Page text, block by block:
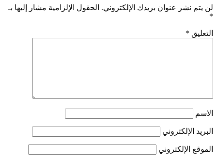
لن يتم نشر عنوان بريدك الإلكتروني. الحقول الإلزامية مشار إليها بـ
*
التعليق *
الاسم
البريد الإلكتروني
الموقع الإلكتروني